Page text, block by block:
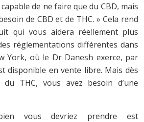
de ne faire que du CBD, mais
de CBD et de THC. » Cela rend
qui vous aidera réellement plus
réglementations différentes dans
York, où le Dr Danesh exerce, par
disponible en vente libre. Mais dès
THC, vous avez besoin d’une
vous devriez prendre est